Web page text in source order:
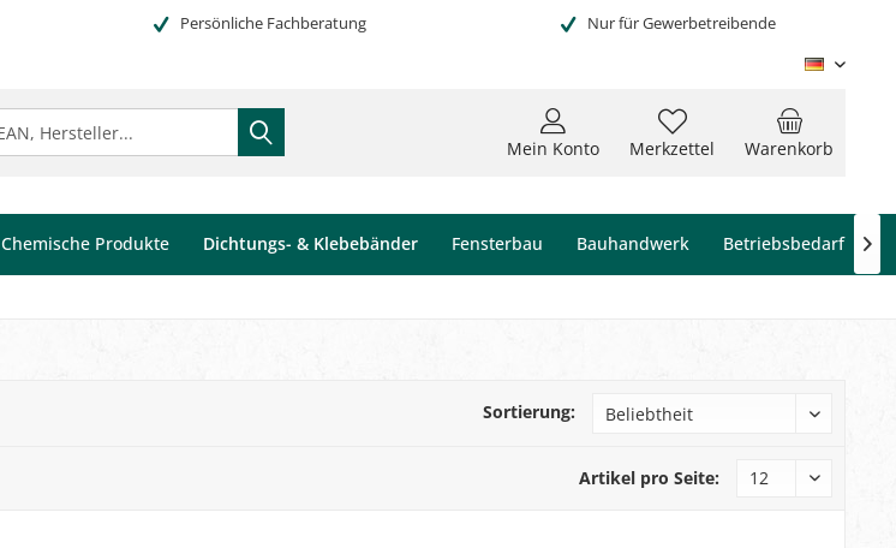
Persönliche Fachberatung Nur für Gewerbetreibende
Warenkorb
Merkzettel
Mein Konto
Chemische Produkte Dichtungs- & Klebebänder Fensterbau Bauhandwerk Betriebsbedarf 
Sortierung:
Artikel pro Seite: